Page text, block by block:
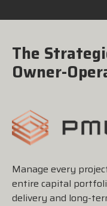
The
Owner-
Manage every
entire capital
delivery and long-